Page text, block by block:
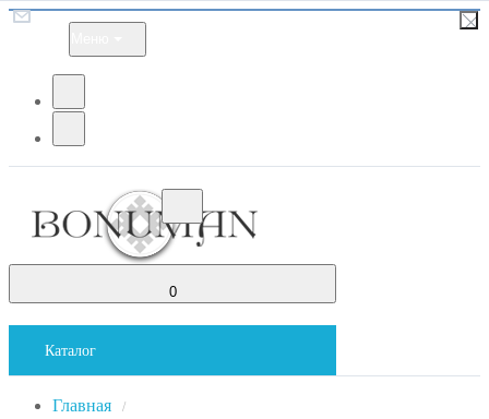
0
Каталог
Главная /